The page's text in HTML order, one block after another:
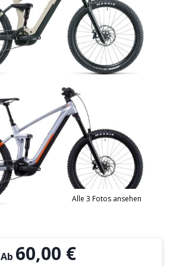
Alle 3 Fotos ansehen
Ab 60,00 €